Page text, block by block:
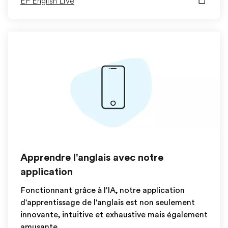
Apprendre l'anglais avec notre
application
Fonctionnant grâce à l'IA, notre application
d'apprentissage de l'anglais est non seulement
innovante, intuitive et exhaustive mais également